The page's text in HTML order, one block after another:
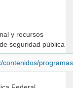
y recursos
seguridad pública
contenidos/